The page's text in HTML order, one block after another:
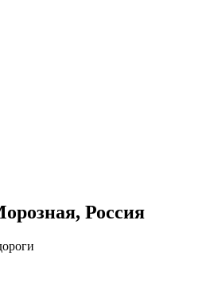
Россия